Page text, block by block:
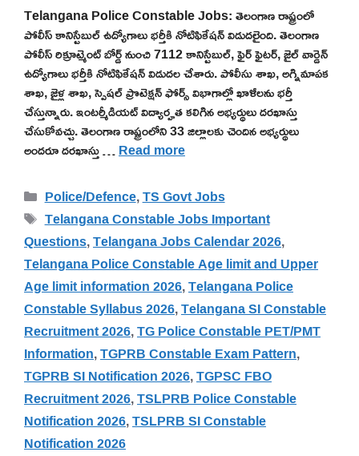
Telangana Police Constable Jobs: తెలంగాణ రాష్ట్రంలో
పోలీస్ కానిస్టేబుల్ ఉద్యోగాలు భర్తీకి నోటిఫికేషన్ విడుదలైంది. తెలంగాణ
పోలీస్ రిక్రూట్మెంట్ బోర్డ్ నుంచి 7112 కానిస్టేబుల్, ఫైర్ ఫైటర్, జైల్ వార్డెన్
ఉద్యోగాలు భర్తీకి నోటిఫికేషన్ విడుదల చేశారు. పోలీసు శాఖ, అగ్నిమాపక
శాఖ, జైళ్ల శాఖ, స్పెషల్ ప్రొటెక్షన్ ఫోర్స్ విభాగాల్లో ఖాళీలను భర్తీ
చేస్తున్నారు. ఇంటర్మీడియట్ విద్యార్హత కలిగిన అభ్యర్థులు దరఖాస్తు
చేసుకోవచ్చు. తెలంగాణ రాష్ట్రంలోని 33 జిల్లాలకు చెందిన అభ్యర్థులు
అందరూ దరఖాస్తు …Read more
Categories
Police/Defence,TS Govt Jobs
Tags
Telangana Constable Jobs Important
Questions,Telangana Jobs Calendar 2026,
Telangana Police Constable Age limit and Upper
Age limit information 2026,Telangana Police
Constable Syllabus 2026,Telangana SI Constable
Recruitment 2026,TG Police Constable PET/PMT
Information,TGPRB Constable Exam Pattern,
TGPRB SI Notification 2026,TGPSC FBO
Recruitment 2026,TSLPRB Police Constable
Notification 2026,TSLPRB SI Constable
Notification 2026